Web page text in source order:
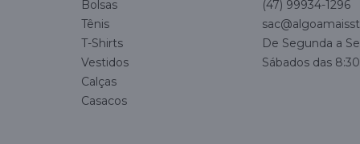
Bolsas
Tênis
T-Shirts
Vestidos
Calças
Casacos
(47) 99934-1296
De Segunda a
Sábados das